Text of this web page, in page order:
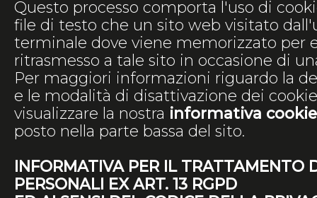
Questo processo comporta l'uso di
file di testo che un sito web visitato
terminale dove viene memorizzato per
ritrasmesso a tale sito in occasione di
Per maggiori informazioni riguardo la
e le modalità di disattivazione dei
visualizzare la nostra informativa cookie
posto nella parte bassa del sito.
INFORMATIVA PER IL TRATTAMENTO
PERSONALI EX ART. 13 RGPD